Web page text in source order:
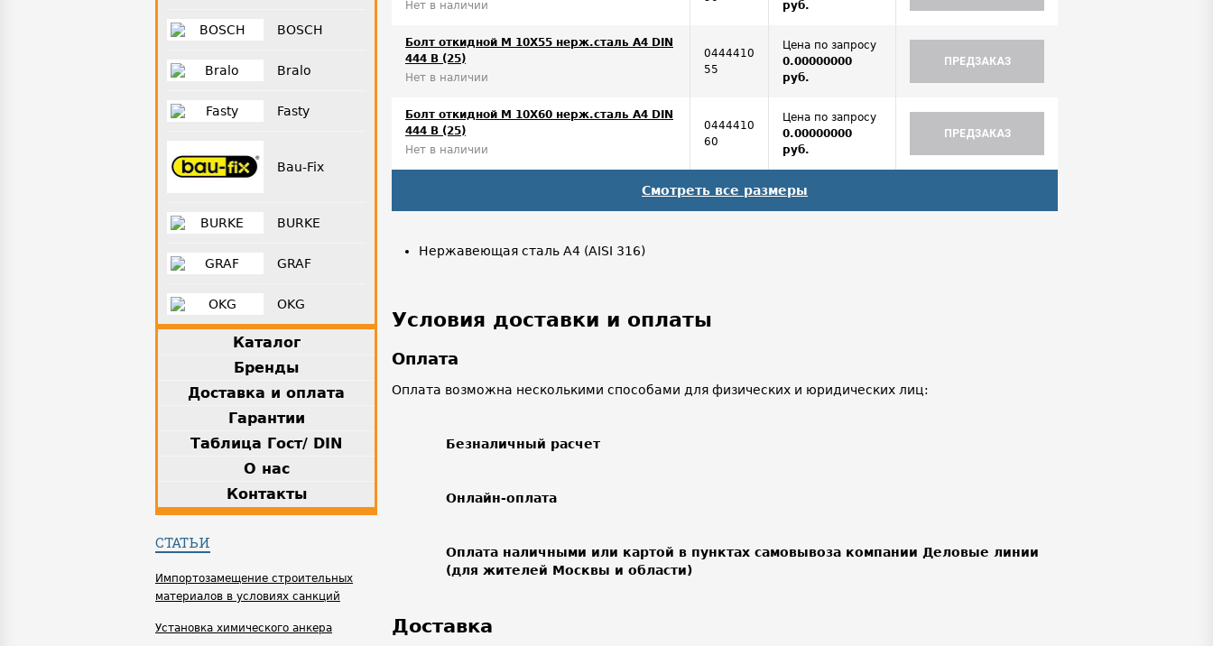
BOSCH
Bralo
Fasty
Bau-Fix
BURKE
GRAF
OKG
Каталог
Бренды
Доставка и оплата
Гарантии
Таблица Гост/ DIN
О нас
Контакты
СТАТЬИ
Импортозамещение строительных
материалов в условиях санкций
Установка химического анкера
Нет в наличии
руб.
Болт откидной M 10Х55 нерж.сталь A4 DIN
444 B (25)
Нет в наличии
0444410
55
Цена по запросу
0.00000000
руб.
ПРЕДЗАКАЗ
Болт откидной M 10Х60 нерж.сталь A4 DIN
444 B (25)
Нет в наличии
0444410
60
Цена по запросу
0.00000000
руб.
ПРЕДЗАКАЗ
Смотреть все размеры
Нержавеющая сталь A4 (AISI 316)
Условия доставки и оплаты
Оплата
Оплата возможна несколькими способами для физических и юридических лиц:
Безналичный расчет
Онлайн-оплата
Оплата наличными или картой в пунктах самовывоза компании Деловые линии
(для жителей Москвы и области)
Доставка